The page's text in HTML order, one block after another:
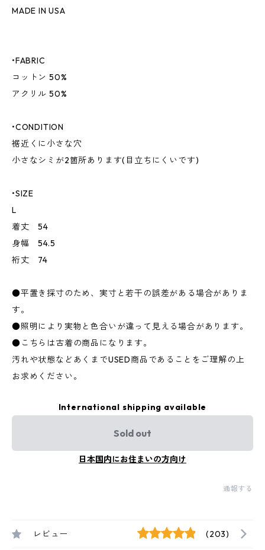
MADE IN USA
•FABRIC
コットン 50%
アクリル 50%
•CONDITION
裾近くに小さな穴
小さなシミが2箇所あります(目立ちにくいです)
•SIZE
L
着丈 54
身幅 54.5
裄丈 74
●平置き採寸のため、実寸と若干の誤差がある場合がありま
す。
●照明により実物と色合いが違って見える場合があります。
●こちらは古着の商品になります。
汚れや状態などあくまでUSED商品であることをご理解の上
お求めください。
International shipping available
Sold out
日本国内にお住まいの方向け
通報する
レビュー (203)